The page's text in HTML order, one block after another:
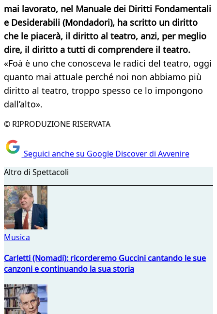
mai lavorato, nel Manuale dei Diritti Fondamentali
e Desiderabili (Mondadori), ha scritto un diritto
che le piacerà, il diritto al teatro, anzi, per meglio
dire, il diritto a tutti di comprendere il teatro.
«Foà è uno che conosceva le radici del teatro, oggi
quanto mai attuale perché noi non abbiamo più
diritto al teatro, troppo spesso ce lo impongono
dall’alto».
© RIPRODUZIONE RISERVATA
Seguici anche su Google Discover di Avvenire
Altro di Spettacoli
Musica
Carletti (Nomadi): ricorderemo Guccini cantando le sue
canzoni e continuando la sua storia